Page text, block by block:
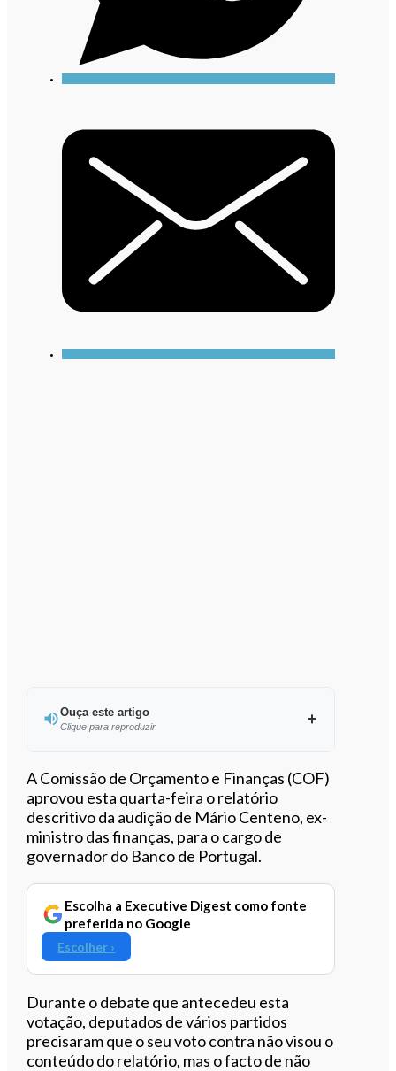
Ouça este artigo
Clique para reproduzir
Ouvir este artigo
A Comissão de Orçamento e Finanças (COF)
aprovou esta quarta-feira o relatório
descritivo da audição de Mário Centeno, ex-
ministro das finanças, para o cargo de
governador do Banco de Portugal.
Escolha a Executive Digest como fonte
preferida no Google
Escolher ›
Durante o debate que antecedeu esta
votação, deputados de vários partidos
precisaram que o seu voto contra não visou o
conteúdo do relatório, mas o facto de não